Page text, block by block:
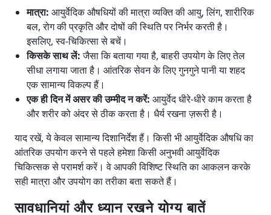
मात्रा: आयुर्वेदिक औषधियों की मात्रा व्यक्ति की आयु, लिंग, शारीरिक
बल, रोग की प्रकृति और दोषों की स्थिति पर निर्भर करती है।
इसलिए, स्व-चिकित्सा से बचें।
किसके साथ लें:जैसा कि बताया गया है, बाहरी उपयोग के लिए तेल
सीधा लगाया जाता है। आंतरिक सेवन के लिए गुनगुने पानी या शहद
एक सामान्य विकल्प हैं।
एक ही दिन में असर की उम्मीद न करें: आयुर्वेद धीरे-धीरे काम करता है
और शरीर को अंदर से ठीक करता है। धैर्य रखना ज़रूरी है।
याद रखें, ये केवल सामान्य दिशानिर्देश हैं। किसी भी आयुर्वेदिक औषधि का
आंतरिक उपयोग करने से पहले हमेशा किसी अनुभवी आयुर्वेदिक
चिकित्सक से परामर्श करें। वे आपकी विशिष्ट स्थिति का आकलन करके
सही मात्रा और उपयोग का तरीका बता सकते हैं।
सावधानियां और ध्यान रखने योग्य बातें